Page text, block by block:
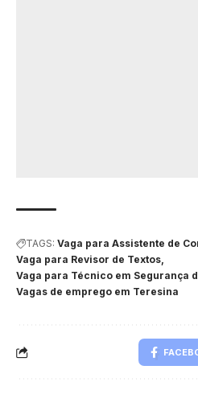
TAGS: Vaga para Assistente de
Vaga para Revisor de Textos
Vaga para Técnico em Segurança
Vagas de emprego em Teresina